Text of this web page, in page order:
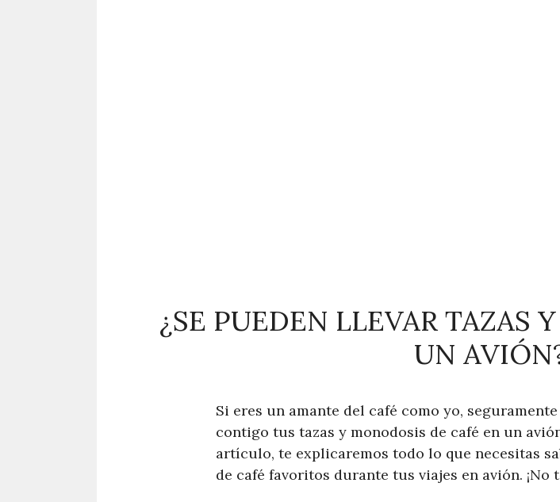
¿SE PUEDEN LLEVAR TAZAS
UN
Si eres un amante del café como yo,
contigo tus tazas y monodosis de café en un
artículo, te explicaremos todo lo que necesitas
de café favoritos durante tus viajes en avión. ¡No